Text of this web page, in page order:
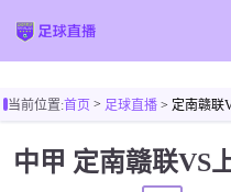
足球直播
当前位置:首页> 足球直播> 定南赣联